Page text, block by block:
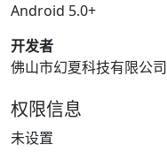
Android 5.0+
开发者
佛山市幻夏科技有限公司
权限信息
未设置